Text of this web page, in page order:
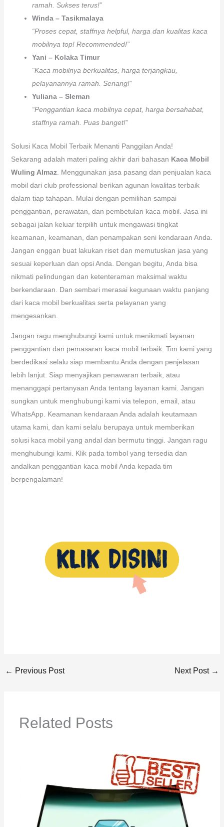
ramah. Sukses terus!”
Winda – Tasikmalaya
“Proses cepat, staffnya helpful, harga dan kualitas kaca
mobilnya top! Recommended!”
Yani – Kolaka Timur
“Kaca mobilnya berkualitas, harga terjangkau,
pelayanannya ramah. Senang!”
Yuliana – Sleman
“Penggantian kaca mobilnya cepat, harga bersahabat,
staffnya ramah. Puas banget!”
Solusi Kaca Mobil Terbaik Menanti Panggilan Anda!
Sekarang adalah materi paling akhir dari bahasan Kaca Mobil
Wuling Almaz. Menggunakan jasa pasang dan penjualan kaca
mobil dari club professional berikan agunan kwalitas terbaik
dalam tiap tahapan. Mulai dengan pemilihan sampai
penggantian, perawatan, dan pembetulan kaca mobil. Jasa ini
sebagai jalan keluar terpilih untuk mengawasi tingkat
keamanan, keamanan, dan penampakan seni kendaraan Anda.
Jangan enggan buat lakukan riset dan memutuskan jasa yang
sesuai keperluan dan opsi Anda. Dengan begitu, Anda bisa
nikmati pelindungan dan ketenteraman maksimal waktu
berkendaraan. Dan sembari merasai kegunaan waktu panjang
dari kaca mobil berkualitas serta pelayanan yang
mengesankan.
Jangan ragu menghubungi kami untuk menikmati layanan
penggantian dan pemasaran kaca mobil terbaik. Tim kami yang
berdedikasi selalu siap membantu Anda dengan penjelasan
lebih lanjut. Siap menyajikan penawaran terbaik, atau
menanggapi pertanyaan Anda tentang layanan kami. Jangan
sungkan untuk menghubungi kami via telepon, email, atau
WhatsApp. Keamanan kendaraan Anda adalah keutamaan
utama kami, dan kami selalu berupaya untuk memberikan
solusi kaca mobil yang andal dan bermutu tinggi. Jangan ragu
menghubungi kami. Klik pada tombol yang tersedia dan
andalkan penggantian kaca mobil Anda kepada tim
berpengalaman!
← Previous Post Next Post →
Related Posts